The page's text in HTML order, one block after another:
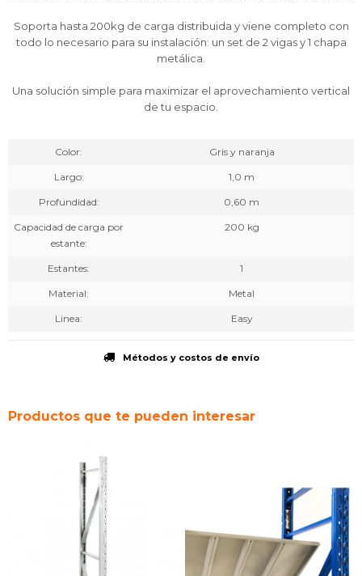
Soporta hasta 200kg de carga distribuida y viene completo con
todo lo necesario para su instalación: un set de 2 vigas y 1 chapa
metálica.
Una solución simple para maximizar el aprovechamiento vertical
de tu espacio.
Color Gris y naranja
Largo 1,0 m
Profundidad 0,60 m
Capacidad de carga por
estante
200 kg
Estantes 1
Material Metal
Linea Easy
Métodos y costos de envío
Productos que te pueden interesar